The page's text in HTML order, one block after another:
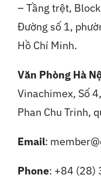
– Tầng trệt,
Đường số 1,
Hồ Chí Minh.
Văn Phòng Hà
Vinachimex, Số
Phan Chu Trinh,
Email:
Phone: +84 (28)